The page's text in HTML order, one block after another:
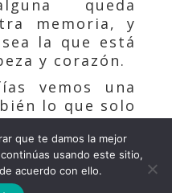
queda
memoria, y
la que está
y corazón.
vemos una
lo que solo
puede ver
que te damos la mejor
usando este sitio,
acuerdo con ello.